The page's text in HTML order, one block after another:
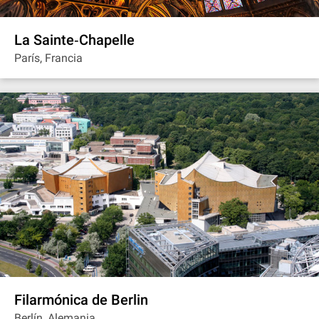
La Sainte‐Chapelle
París, Francia
Filarmónica de Berlin